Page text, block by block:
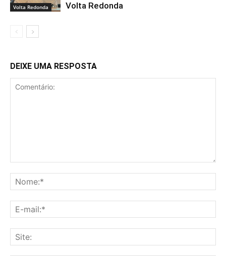
Volta Redonda
Volta Redonda
DEIXE UMA RESPOSTA